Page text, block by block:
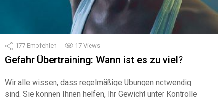
177 Empfehlen 17 Views
Gefahr Übertraining: Wann ist es zu viel?
Wir alle wissen, dass regelmäßige Übungen notwendig
sind. Sie können Ihnen helfen, Ihr Gewicht unter Kontrolle